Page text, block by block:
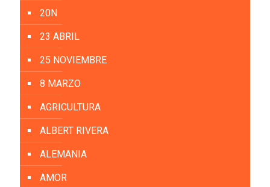
20N
23 ABRIL
25 NOVIEMBRE
8 MARZO
AGRICULTURA
ALBERT RIVERA
ALEMANIA
AMOR